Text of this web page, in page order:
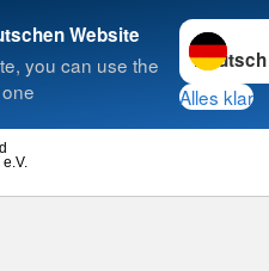
Website
you can use the
Sprache
Alles klar
Suche